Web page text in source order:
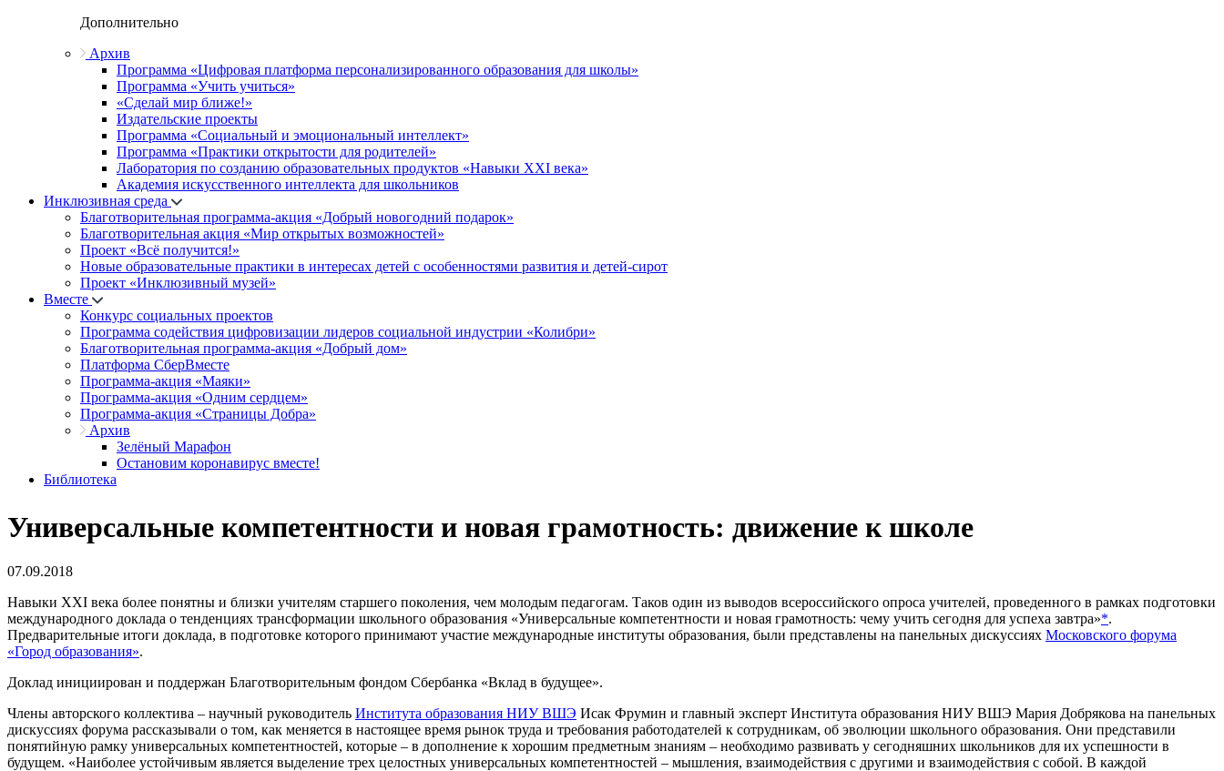
Дополнительно
Архив
Программа «Цифровая платформа персонализированного образования для школы»
Программа «Учить учиться»
«Сделай мир ближе!»
Издательские проекты
Программа «Социальный и эмоциональный интеллект»
Программа «Практики открытости для родителей»
Лаборатория по созданию образовательных продуктов «Навыки XXI века»
Академия искусственного интеллекта для школьников
Инклюзивная среда
Благотворительная программа-акция «Добрый новогодний подарок»
Благотворительная акция «Мир открытых возможностей»
Проект «Всё получится!»
Новые образовательные практики в интересах детей с особенностями развития и детей-сирот
Проект «Инклюзивный музей»
Вместе
Конкурс социальных проектов
Программа содействия цифровизации лидеров социальной индустрии «Колибри»
Благотворительная программа-акция «Добрый дом»
Платформа СберВместе
Программа-акция «Маяки»
Программа-акция «Одним сердцем»
Программа-акция «Страницы Добра»
Архив
Зелёный Марафон
Остановим коронавирус вместе!
Библиотека
Универсальные компетентности и новая грамотность: движение к школе
07.09.2018
Навыки XXI века более понятны и близки учителям старшего поколения, чем молодым педагогам. Таков один из выводов всероссийского опроса учителей, проведенного в рамках подготовки
международного доклада о тенденциях трансформации школьного образования «Универсальные компетентности и новая грамотность: чему учить сегодня для успеха завтра»*.
Предварительные итоги доклада, в подготовке которого принимают участие международные институты образования, были представлены на панельных дискуссиях Московского форума
«Город образования».
Доклад инициирован и поддержан Благотворительным фондом Сбербанка «Вклад в будущее».
Члены авторского коллектива – научный руководитель Института образования НИУ ВШЭ Исак Фрумин и главный эксперт Института образования НИУ ВШЭ Мария Добрякова на панельных
дискуссиях форума рассказывали о том, как меняется в настоящее время рынок труда и требования работодателей к сотрудникам, об эволюции школьного образования. Они представили
понятийную рамку универсальных компетентностей, которые – в дополнение к хорошим предметным знаниям – необходимо развивать у сегодняшних школьников для их успешности в
будущем. «Наиболее устойчивым является выделение трех целостных универсальных компетентностей – мышления, взаимодействия с другими и взаимодействия с собой. В каждой